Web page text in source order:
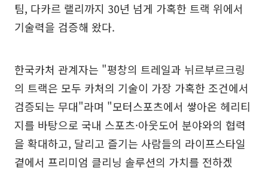
팀, 다카르 랠리까지 30년 넘게 가혹한 트랙 위에서
기술력을 검증해 왔다.
한국카처 관계자는 "평창의 트레일과 뉘르부르크링
의 트랙은 모두 카처의 기술이 가장 가혹한 조건에서
검증되는 무대"라며 "모터스포츠에서 쌓아온 헤리티
지를 바탕으로 국내 스포츠·아웃도어 분야와의 협력
을 확대하고, 달리고 즐기는 사람들의 라이프스타일
곁에서 프리미엄 클리닝 솔루션의 가치를 전하겠